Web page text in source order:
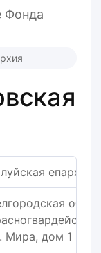
Фонда
епархия
Мира, дом 1 "а"